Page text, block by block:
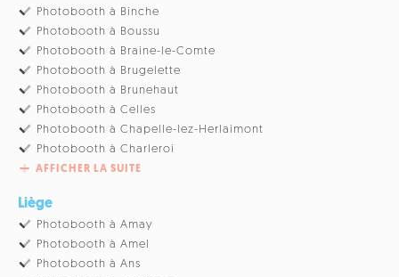
Photobooth à Binche
Photobooth à Boussu
Photobooth à Braine-le-Comte
Photobooth à Brugelette
Photobooth à Brunehaut
Photobooth à Celles
Photobooth à Chapelle-lez-Herlaimont
Photobooth à Charleroi
AFFICHER LA SUITE
Liège
Photobooth à Amay
Photobooth à Amel
Photobooth à Ans